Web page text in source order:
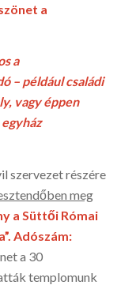
a
a
– például családi
vagy éppen
szervezet részére
meg
a Süttői Római
Adószám:
a 30
templomunk